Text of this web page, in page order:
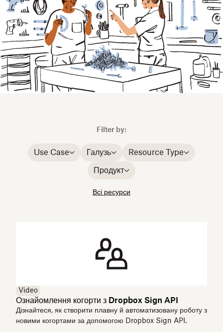
Filter by:
Use Case Галузь Resource Type
Продукт
Всі ресурси
Video
Ознайомлення когорти з Dropbox Sign API
Дізнайтеся, як створити плавну й автоматизовану роботу з
новими когортами за допомогою Dropbox Sign API.